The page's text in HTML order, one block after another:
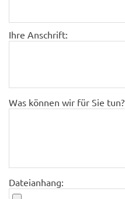
Ihre Anschrift:
Was können wir für Sie tun?
Dateianhang: